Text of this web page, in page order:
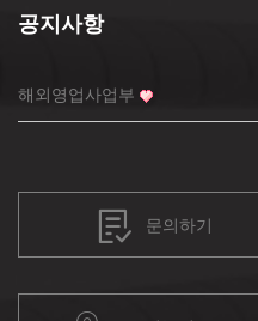
공지사항
해외영업사업부
문의하기